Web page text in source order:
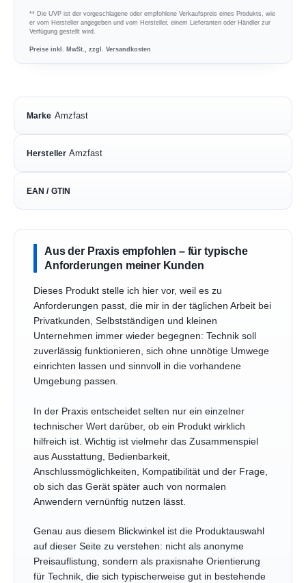
** Die UVP ist der vorgeschlagene oder empfohlene Verkaufspreis eines Produkts, wie
er vom Hersteller angegeben und vom Hersteller, einem Lieferanten oder Händler zur
Verfügung gestellt wird.
Preise inkl. MwSt., zzgl. Versandkosten
Marke Amzfast
Hersteller Amzfast
EAN / GTIN
Aus der Praxis empfohlen – für typische
Anforderungen meiner Kunden
Dieses Produkt stelle ich hier vor, weil es zu
Anforderungen passt, die mir in der täglichen Arbeit bei
Privatkunden, Selbstständigen und kleinen
Unternehmen immer wieder begegnen: Technik soll
zuverlässig funktionieren, sich ohne unnötige Umwege
einrichten lassen und sinnvoll in die vorhandene
Umgebung passen.
In der Praxis entscheidet selten nur ein einzelner
technischer Wert darüber, ob ein Produkt wirklich
hilfreich ist. Wichtig ist vielmehr das Zusammenspiel
aus Ausstattung, Bedienbarkeit,
Anschlussmöglichkeiten, Kompatibilität und der Frage,
ob sich das Gerät später auch von normalen
Anwendern vernünftig nutzen lässt.
Genau aus diesem Blickwinkel ist die Produktauswahl
auf dieser Seite zu verstehen: nicht als anonyme
Preisauflistung, sondern als praxisnahe Orientierung
für Technik, die sich typischerweise gut in bestehende